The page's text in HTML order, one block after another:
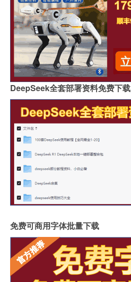
DeepSeek全套部署资料免费下载
免费可商用字体批量下载